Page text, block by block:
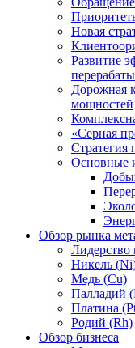
Новая
Развитие
Дорожная
мощностей
«Серная
Стратегия
Основные
Обзор рынка
Лидерство
Никель
Медь (Cu)
Палладий
Платина
Родий (Rh)
Обзор бизнеса